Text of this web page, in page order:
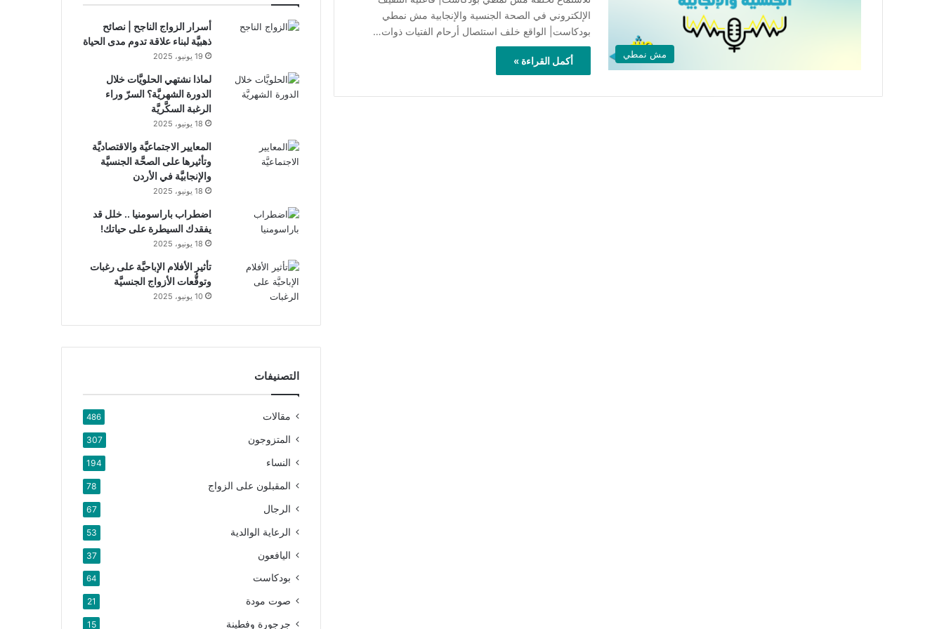
مش نمطي
الإلكتروني في الصحة الجنسية والإنجابية مش نمطي
بودكاست| الواقع خلف استئصال أرحام الفتيات ذوات…
أكمل القراءة »
أسرار الزواج الناجح | نصائح
ذهبيَّة لبناء علاقة تدوم مدى الحياة
19 يونيو، 2025
لماذا نشتهي الحلويَّات خلال
الدورة الشهريَّة؟ السرّ وراء
الرغبة السكَّريَّة
18 يونيو، 2025
المعايير الاجتماعيَّة والاقتصاديَّة
وتأثيرها على الصحَّة الجنسيَّة
والإنجابيَّة في الأردن
18 يونيو، 2025
اضطراب باراسومنيا .. خلل قد
يفقدك السيطرة على حياتك!
18 يونيو، 2025
تأثير الأفلام الإباحيَّة على رغبات
وتوقُّعات الأزواج الجنسيَّة
10 يونيو، 2025
التصنيفات
مقالات 486
المتزوجون 307
النساء 194
المقبلون على الزواج 78
الرجال 67
الرعاية الوالدية 53
اليافعون 37
بودكاست 64
صوت مودة 21
جرجورة وفطينة 15